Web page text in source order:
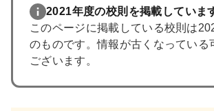
2021年度の校則を掲載していま
このページに掲載している校則は
のものです。情報が古くなっている
ございます。